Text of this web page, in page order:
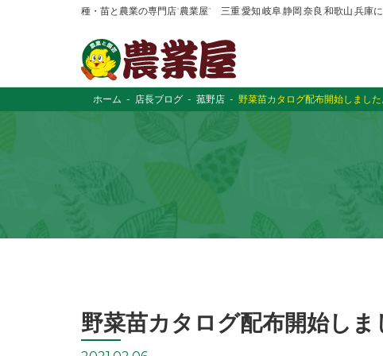
種・苗と農業の専門店“農業屋” 三重,愛知,岐阜,静岡,奈良,和歌山,兵庫
ホーム 店長ブログ 菰野店 野菜苗カタログ配布開始しました
野菜苗カタログ配布開始しま